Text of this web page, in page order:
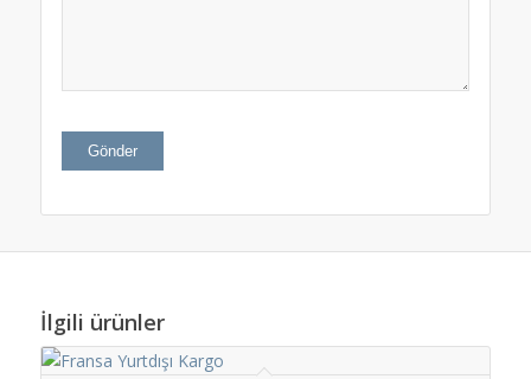
İlgili ürünler